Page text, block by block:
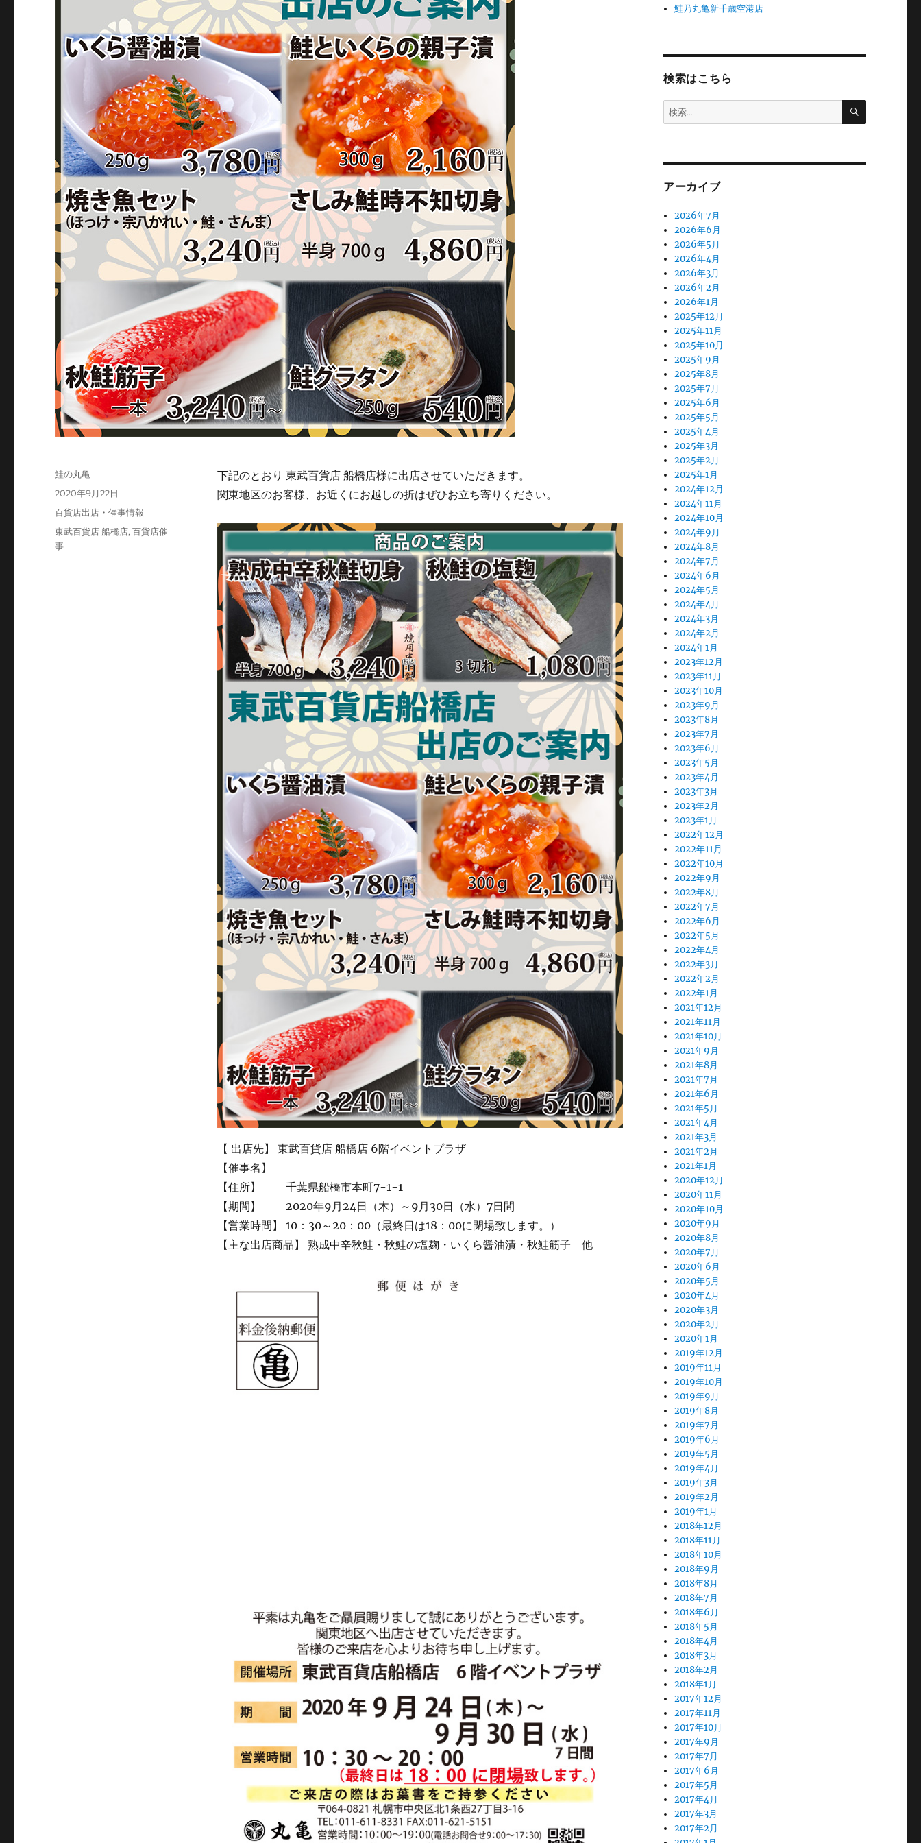
下記のとおり 東武百貨店 船橋店様に出店させていただきます。
関東地区のお客様、お近くにお越しの折はぜひお立ち寄りください。
【 出店先】 東武百貨店 船橋店 6階イベントプラザ
【催事名】
【住所】 千葉県船橋市本町7-1-1
【期間】 2020年9月24日（木）～9月30日（水）7日間
【営業時間】 10：30～20：00（最終日は18：00に閉場致します。）
【主な出店商品】 熟成中辛秋鮭・秋鮭の塩麹・いくら醤油漬・秋鮭筋子 他
投
鮭の丸亀
投
稿
2020年9月22日
カ
テ
ゴ
百貨店出店・催事情報
タ
グ
東武百貨店 船橋店,百貨店催
事
鮭乃丸亀新千歳空港店
検索はこちら
検
索:
検
アーカイブ
2026年7月
2026年6月
2026年5月
2026年4月
2026年3月
2026年2月
2026年1月
2025年12月
2025年11月
2025年10月
2025年9月
2025年8月
2025年7月
2025年6月
2025年5月
2025年4月
2025年3月
2025年2月
2025年1月
2024年12月
2024年11月
2024年10月
2024年9月
2024年8月
2024年7月
2024年6月
2024年5月
2024年4月
2024年3月
2024年2月
2024年1月
2023年12月
2023年11月
2023年10月
2023年9月
2023年8月
2023年7月
2023年6月
2023年5月
2023年4月
2023年3月
2023年2月
2023年1月
2022年12月
2022年11月
2022年10月
2022年9月
2022年8月
2022年7月
2022年6月
2022年5月
2022年4月
2022年3月
2022年2月
2022年1月
2021年12月
2021年11月
2021年10月
2021年9月
2021年8月
2021年7月
2021年6月
2021年5月
2021年4月
2021年3月
2021年2月
2021年1月
2020年12月
2020年11月
2020年10月
2020年9月
2020年8月
2020年7月
2020年6月
2020年5月
2020年4月
2020年3月
2020年2月
2020年1月
2019年12月
2019年11月
2019年10月
2019年9月
2019年8月
2019年7月
2019年6月
2019年5月
2019年4月
2019年3月
2019年2月
2019年1月
2018年12月
2018年11月
2018年10月
2018年9月
2018年8月
2018年7月
2018年6月
2018年5月
2018年4月
2018年3月
2018年2月
2018年1月
2017年12月
2017年11月
2017年10月
2017年9月
2017年7月
2017年6月
2017年5月
2017年4月
2017年3月
2017年2月